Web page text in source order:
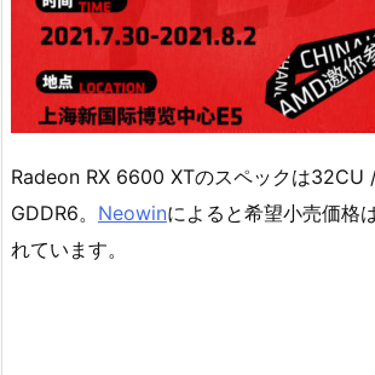
Radeon RX 6600 XTのスペックは32CU
GDDR6。 Neowinによると希望小売価格
れています。